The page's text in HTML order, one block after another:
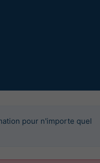
pour n'importe quel